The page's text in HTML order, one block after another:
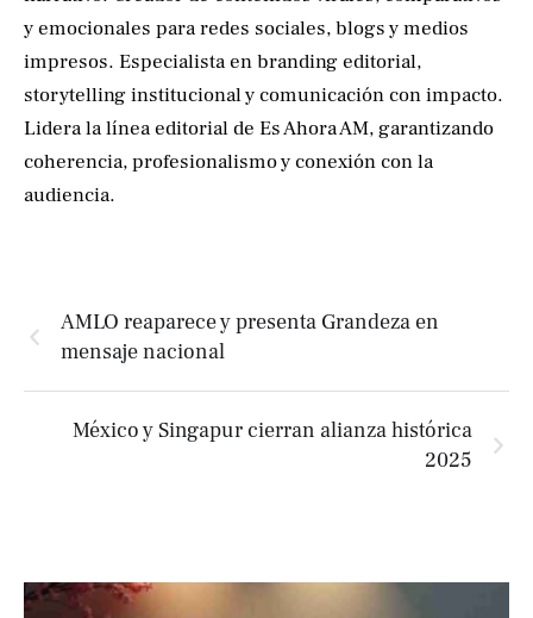
y emocionales para redes sociales, blogs y medios
impresos. Especialista en branding editorial,
storytelling institucional y comunicación con impacto.
Lidera la línea editorial de Es Ahora AM, garantizando
coherencia, profesionalismo y conexión con la
audiencia.
AMLO reaparece y presenta Grandeza en
mensaje nacional
México y Singapur cierran alianza histórica
2025